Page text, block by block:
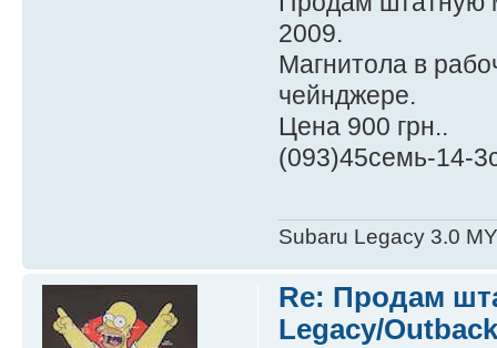
2009.
Магнитола в
чейнджере.
Цена 900 грн..
(093)45семь-14-
Subaru Legacy 3.0
Re: Продам
Legacy/